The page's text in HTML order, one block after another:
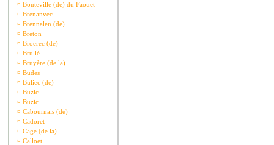
¤ Bouteville (de) du Faouet
¤ Brenanvec
¤ Brennalen (de)
¤ Breton
¤ Broerec (de)
¤ Brullé
¤ Bruyère (de la)
¤ Budes
¤ Buliec (de)
¤ Buzic
¤ Buzic
¤ Cabournais (de)
¤ Cadoret
¤ Cage (de la)
¤ Calloet